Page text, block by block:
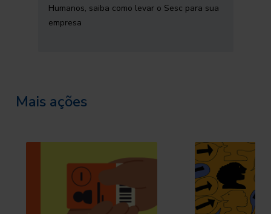
Humanos, saiba como levar o Sesc para sua
empresa
Mais ações